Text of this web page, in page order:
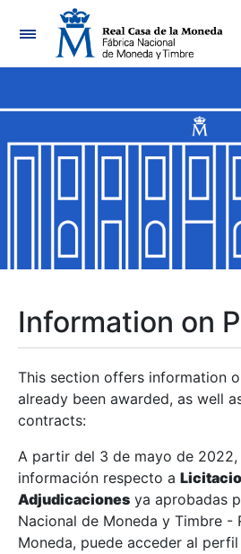
Navigation
Show/Hide
Show/Hide
Show/Hide
Show/Hide
Show/Hide
Information on
This section offers information
already been awarded, as well
contracts:
A partir del 3 de mayo de
información respecto a
Adjudicaciones ya aprobadas
Nacional de Moneda y Timbre -
Moneda, puede acceder al